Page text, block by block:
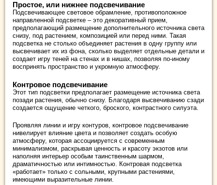
Простое, или нижнее подсвечивание
Подсвечивающее световое обрамление, противоположное
направленной подсветке – это декоративный прием,
предполагающий размещение дополнительного источника света
снизу, под растением, композицией или перед ними. Такая
подсветка не столько объединяет растения в одну группу или
высвечивает их из фона, сколько выделяет отдельные детали и
создает игру теней на стенах и в нишах, позволяя по-иному
воспринять пространство и укромную атмосферу.
Контровое подсвечивание
Этот тип подсветки предполагает размещение источника света
позади растения, обычно снизу. Благодаря высвечиванию сзади
создается ощущение четкого, броского, контрастного силуэта.
Проявляя линии и игру контуров, контровое подсвечивание
нивелирует влияние цвета и позволяет создать особую
атмосферу, которая ассоциируется с современным
минимализмом, раскрывая ценность и красоту экзотов или
наполняя интерьер особым таинственным шармом,
драматичностью или интимностью. Контровая подсветка
«работает» только с сольными, крупными растениями,
имеющими выразительные линии.